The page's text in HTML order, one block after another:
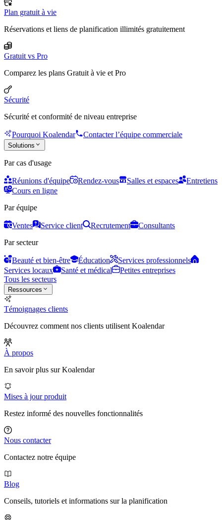
Plan gratuit à vie
Réservations et liens de planification illimités gratuitement
Gratuit vs Pro
Comparez les plans Gratuit à vie et Pro
Sécurité
Sécurité et conformité de niveau entreprise
Pourquoi Koalendar Contacter l’équipe commerciale
Solutions
Par cas d'usage
Réunions d'équipe Rendez-vous Salles et espaces
Entretiens
Cours en ligne
Par équipe
Ventes Service client Recrutement
Consultants
Par secteur
Beauté et bien-être Éducation
Services professionnels
Services locaux
Santé et médical
Petites entreprises
Tous les secteurs
Ressources
Témoignages clients
Découvrez comment nos clients utilisent Koalendar
À propos
En savoir plus sur Koalendar
Mises à jour produit
Restez informé des nouvelles fonctionnalités
Nous contacter
Contactez notre équipe
Blog
Conseils, tutoriels et informations sur la planification